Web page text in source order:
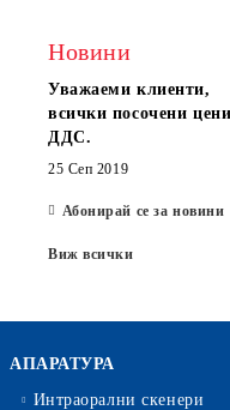
Новини
Уважаеми клиенти,
всички посочени
ДДС.
25 Сеп 2019
Абонирай се за новини
Виж всички
АПАРАТУРА
Интраорални скенери